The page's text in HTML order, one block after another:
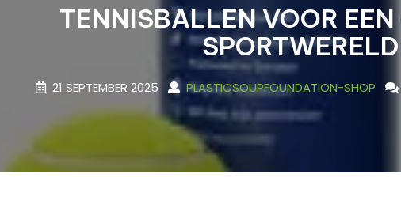
TENNISBALLEN VOOR EEN
SPORTWERELD
21 SEPTEMBER 2025 PLASTICSOUPFOUNDATION-SHOP